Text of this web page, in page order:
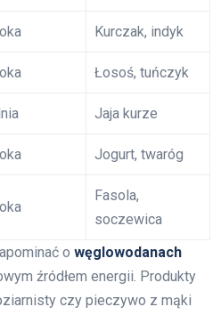
Kurczak, indyk
Łosoś, tuńczyk
Jaja kurze
Jogurt, twaróg
Fasola,
soczewica
o węglowodanach
źródłem energii. Produkty
czy pieczywo z mąki